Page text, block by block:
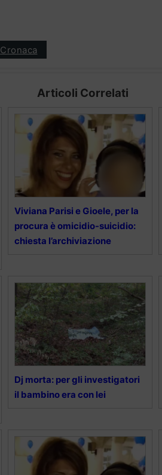
Cronaca
Articoli Correlati
Viviana Parisi e Gioele, per la
procura è omicidio-suicidio:
chiesta l’archiviazione
Dj morta: per gli investigatori
il bambino era con lei